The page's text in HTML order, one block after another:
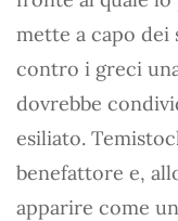
mette a capo
contro i greci
dovrebbe
esiliato.
benefattore e,
apparire come